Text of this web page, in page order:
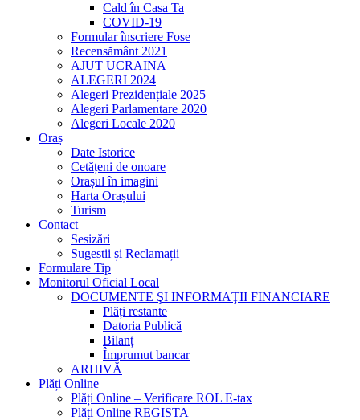
Cald în Casa Ta
COVID-19
Formular înscriere Fose
Recensământ 2021
AJUT UCRAINA
ALEGERI 2024
Alegeri Prezidențiale 2025
Alegeri Parlamentare 2020
Alegeri Locale 2020
Oraș
Date Istorice
Cetățeni de onoare
Orașul în imagini
Harta Orașului
Turism
Contact
Sesizări
Sugestii și Reclamații
Formulare Tip
Monitorul Oficial Local
DOCUMENTE ŞI INFORMAŢII FINANCIARE
Plăți restante
Datoria Publică
Bilanț
Împrumut bancar
ARHIVĂ
Plăți Online
Plăți Online – Verificare ROL E-tax
Plăți Online REGISTA